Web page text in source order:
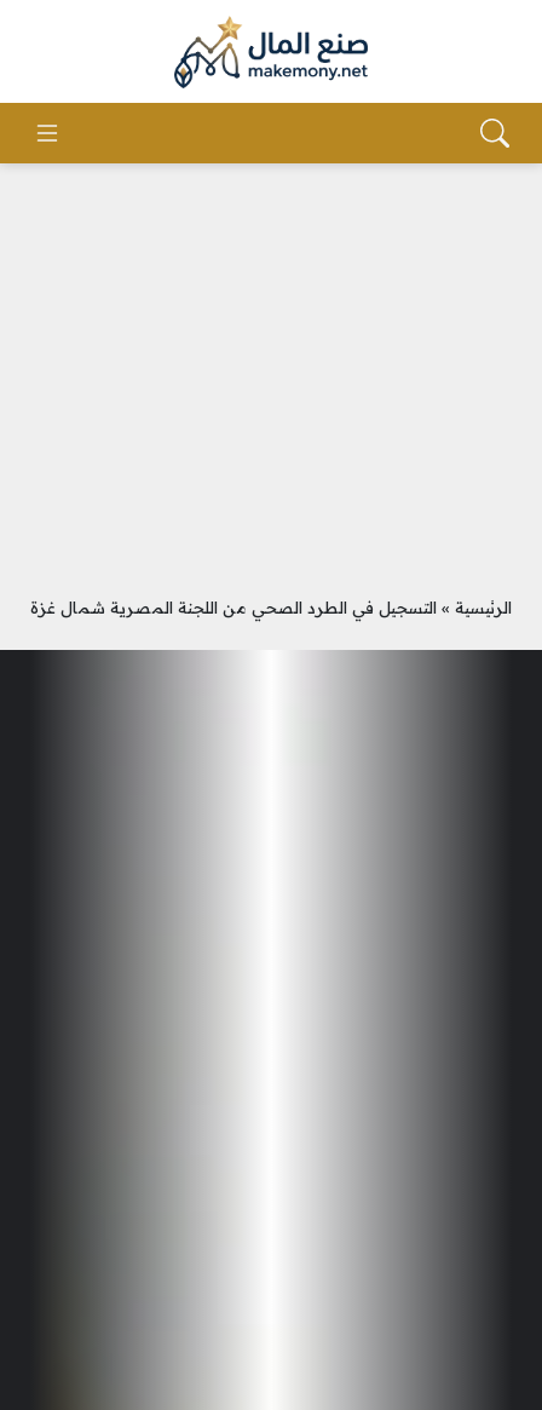
الرئيسية » التسجيل في الطرد الصحي من اللجنة المصرية شمال غزة